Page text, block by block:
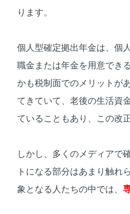
ります。
個人型確定拠出年金は、個
職金または年金を用意でき
かも税制面でのメリットが
てきていて、老後の生活資
ていることもあり、この改
しかし、多くのメディアで
トになる部分はあまり触れ
象となる人たちの中では、